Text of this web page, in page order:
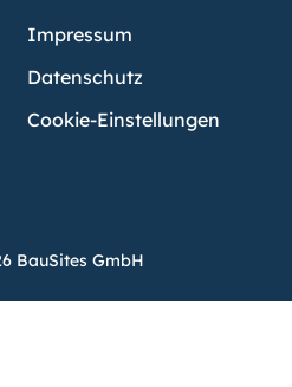
Impressum
Datenschutz
Cookie-Einstellungen
BauSites GmbH